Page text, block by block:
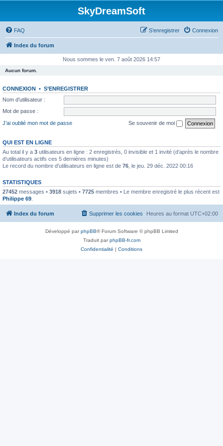
SkyDreamSoft
FAQ Connexion
S’enregistrer
Index du forum
Nous sommes le ven. 7 août 2026 14:57
Aucun forum.
CONNEXION • S’ENREGISTRER
Nom d’utilisateur :
Mot de passe :
J’ai oublié mon mot de passe
Se souvenir de moi
QUI EST EN LIGNE
Au total il y a 3 utilisateurs en ligne : 2 enregistrés, 0 invisible et 1 invité (d’après le nombre
d’utilisateurs actifs ces 5 dernières minutes)
Le record du nombre d’utilisateurs en ligne est de 76 , le jeu. 29 déc. 2022 00:16
STATISTIQUES
27452 messages • 3918 sujets • 7725 membres • Le membre enregistré le plus récent est
Philippe 69
Index du forum Heures au format UTC+02:00
Supprimer les cookies
Développé parphpBB® Forum Software © phpBB Limited
Traduit parphpBB-fr.com
Confidentialité | Conditions